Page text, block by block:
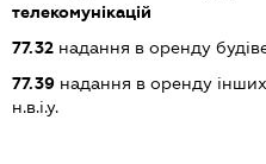
телекомунікацій
77.32надання в оренду
77.39надання в оренду інших
н.в.і.у.